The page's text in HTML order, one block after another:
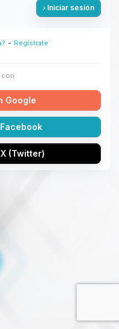
Iniciar sesión
- Regístrate
con
Google
(Twitter)